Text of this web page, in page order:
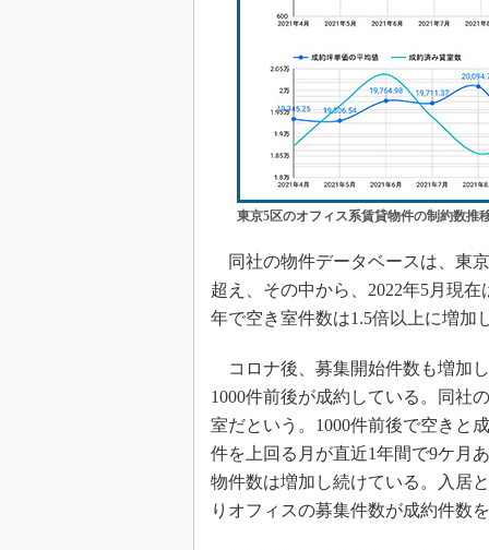
東京5区のオフィス系賃貸物件の制約数推
同社の物件データベースは、東
超え、その中から、2022年5月現
年で空き室件数は1.5倍以上に増加
コロナ後、募集開始件数も増加
1000件前後が成約している。同社
室だという。1000件前後で空きと
件を上回る月が直近1年間で9ケ月
物件数は増加し続けている。入居
りオフィスの募集件数が成約件数